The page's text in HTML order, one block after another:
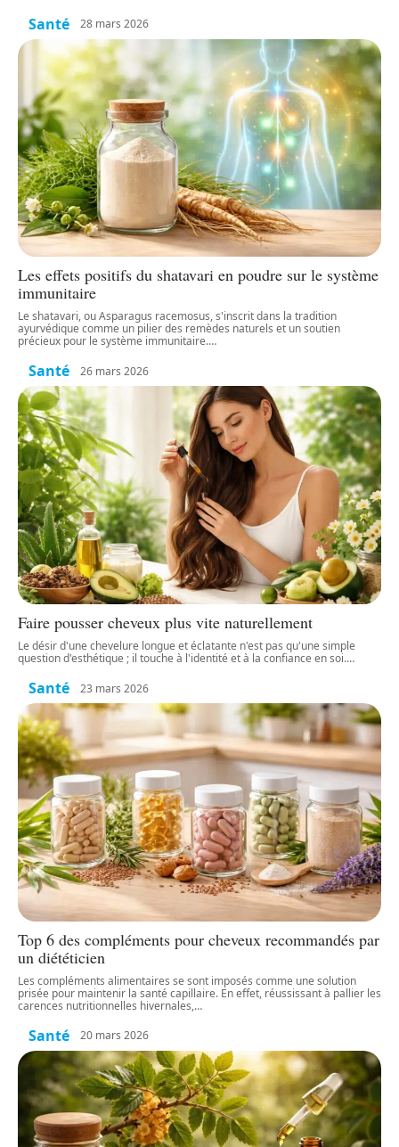
Santé 28 mars 2026
Les effets positifs du shatavari en poudre sur le système
immunitaire
Le shatavari, ou Asparagus racemosus, s'inscrit dans la tradition
ayurvédique comme un pilier des remèdes naturels et un soutien
précieux pour le système immunitaire.…
Santé 26 mars 2026
Faire pousser cheveux plus vite naturellement
Le désir d'une chevelure longue et éclatante n'est pas qu'une simple
question d'esthétique ; il touche à l'identité et à la confiance en soi.…
Santé 23 mars 2026
Top 6 des compléments pour cheveux recommandés par
un diététicien
Les compléments alimentaires se sont imposés comme une solution
prisée pour maintenir la santé capillaire. En effet, réussissant à pallier les
carences nutritionnelles hivernales,…
Santé 20 mars 2026